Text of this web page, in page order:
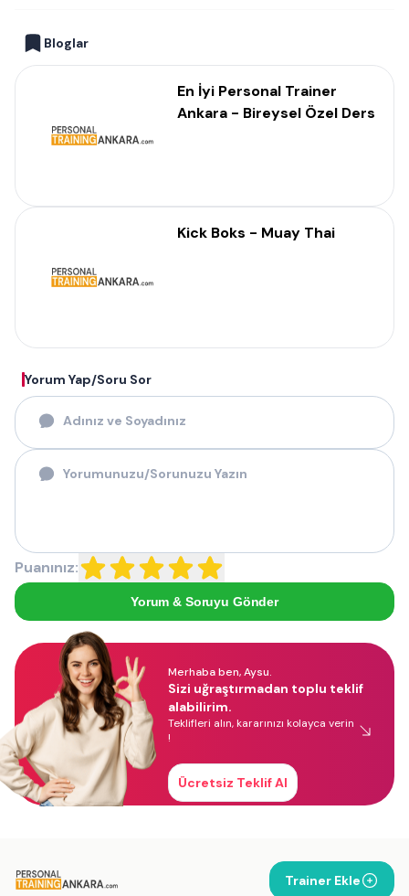
Bloglar
En İyi Personal Trainer
Ankara - Bireysel Özel Ders
Kick Boks - Muay Thai
Yorum Yap/Soru Sor
Puanınız:
Yorum & Soruyu Gönder
Merhaba ben, Aysu.
Sizi uğraştırmadan toplu teklif
alabilirim.
Teklifleri alın, kararınızı kolayca verin
!
Ücretsiz Teklif Al
Trainer Ekle